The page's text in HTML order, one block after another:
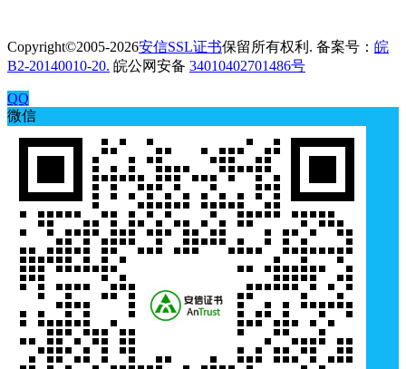
Copyright©2005-2026安信SSL证书保留所有权利. 备案号： 皖
B2-20140010-20. 皖公网安备 34010402701486号
QQ
微信